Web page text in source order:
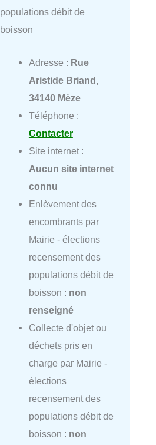
populations débit de
boisson
Adresse : Rue
Aristide Briand,
34140 Mèze
Téléphone :
Contacter
Site internet :
Aucun site internet
connu
Enlèvement des
encombrants par
Mairie - élections
recensement des
populations débit de
boisson : non
renseigné
Collecte d'objet ou
déchets pris en
charge par Mairie -
élections
recensement des
populations débit de
boisson : non